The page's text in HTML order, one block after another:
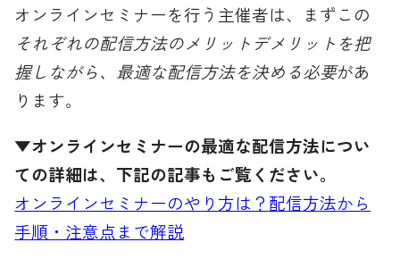
オンラインセミナーを行う主催者は、まずこの
それぞれの配信方法のメリットデメリットを把
握しながら、最適な配信方法を決める必要があ
ります。
▼オンラインセミナーの最適な配信方法につい
ての詳細は、下記の記事もご覧ください。
オンラインセミナーのやり方は？配信方法から
手順・注意点まで解説